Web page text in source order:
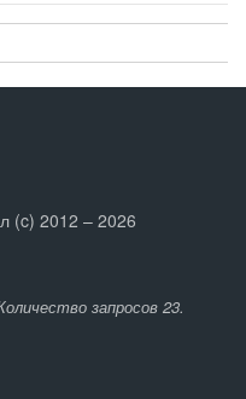
(c) 2012 – 2026
запросов 23.